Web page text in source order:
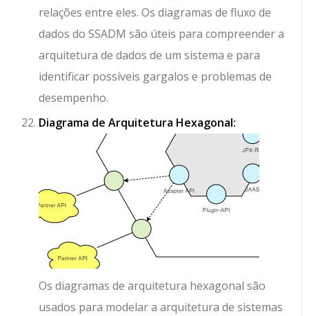
relações entre eles. Os diagramas de fluxo de
dados do SSADM são úteis para compreender a
arquitetura de dados de um sistema e para
identificar possíveis gargalos e problemas de
desempenho.
Diagrama de Arquitetura Hexagonal:
Os diagramas de arquitetura hexagonal são
usados para modelar a arquitetura de sistemas